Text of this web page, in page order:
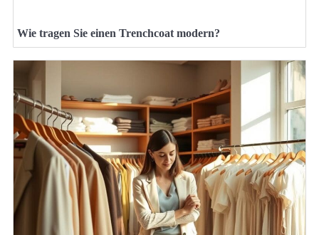
Wie tragen Sie einen Trenchcoat modern?